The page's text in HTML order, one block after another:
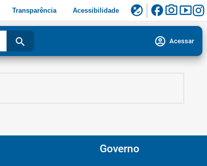
Transparência Acessibilidade flaky facebookphoto_camerasmart_display
search account_circle Acessar
Governo